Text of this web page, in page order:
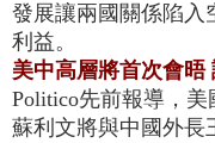
發展讓兩國關係陷入
利益。
美中高層將首次會
Politico先前報導，
蘇利文將與中國外長